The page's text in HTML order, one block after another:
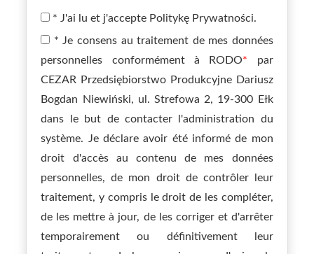
* J'ai lu et j'accepte Politykę Prywatności.
* Je consens au traitement de mes données
personnelles conformément à RODO* par
CEZAR Przedsiębiorstwo Produkcyjne Dariusz
Bogdan Niewiński, ul. Strefowa 2, 19-300 Ełk
dans le but de contacter l'administration du
système. Je déclare avoir été informé de mon
droit d'accès au contenu de mes données
personnelles, de mon droit de contrôler leur
traitement, y compris le droit de les compléter,
de les mettre à jour, de les corriger et d'arrêter
temporairement ou définitivement leur